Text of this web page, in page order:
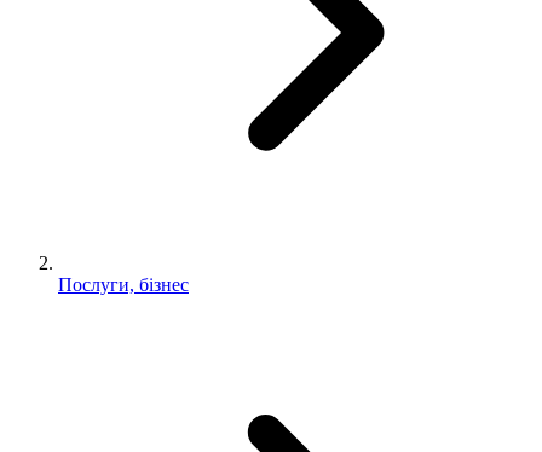
Послуги, бізнес